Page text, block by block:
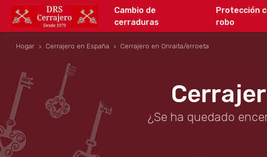
Cambio de
cerraduras
Protección
robo
Hogar Cerrajero en España Cerrajero en Onraita/erroeta
¿Se ha quedado